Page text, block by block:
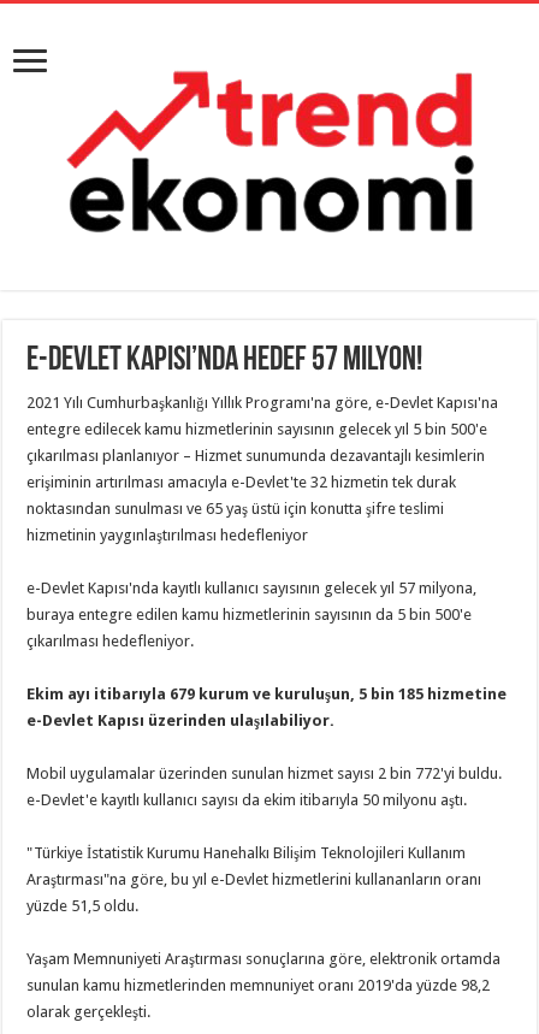
e-Devlet Kapısı’nda Hedef 57 Milyon!
2021 Yılı Cumhurbaşkanlığı Yıllık Programı'na göre, e-Devlet Kapısı'na
entegre edilecek kamu hizmetlerinin sayısının gelecek yıl 5 bin 500'e
çıkarılması planlanıyor – Hizmet sunumunda dezavantajlı kesimlerin
erişiminin artırılması amacıyla e-Devlet'te 32 hizmetin tek durak
noktasından sunulması ve 65 yaş üstü için konutta şifre teslimi
hizmetinin yaygınlaştırılması hedefleniyor
e-Devlet Kapısı'nda kayıtlı kullanıcı sayısının gelecek yıl 57 milyona,
buraya entegre edilen kamu hizmetlerinin sayısının da 5 bin 500'e
çıkarılması hedefleniyor.
Ekim ayı itibarıyla 679 kurum ve kuruluşun, 5 bin 185 hizmetine
e-Devlet Kapısı üzerinden ulaşılabiliyor.
Mobil uygulamalar üzerinden sunulan hizmet sayısı 2 bin 772'yi buldu.
e-Devlet'e kayıtlı kullanıcı sayısı da ekim itibarıyla 50 milyonu aştı.
"Türkiye İstatistik Kurumu Hanehalkı Bilişim Teknolojileri Kullanım
Araştırması"na göre, bu yıl e-Devlet hizmetlerini kullananların oranı
yüzde 51,5 oldu.
Yaşam Memnuniyeti Araştırması sonuçlarına göre, elektronik ortamda
sunulan kamu hizmetlerinden memnuniyet oranı 2019'da yüzde 98,2
olarak gerçekleşti.